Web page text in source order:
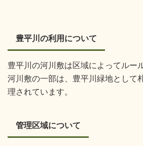
豊平川の利用について
豊平川の河川敷は区域によってルー
河川敷の一部は、豊平川緑地として
理されています。
管理区域について